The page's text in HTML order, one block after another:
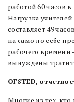
работой 60 часов
Нагрузка
составляет 49
на само по себе
рабочего времени
вынуждены
OFSTED,
Многие из тех, кто